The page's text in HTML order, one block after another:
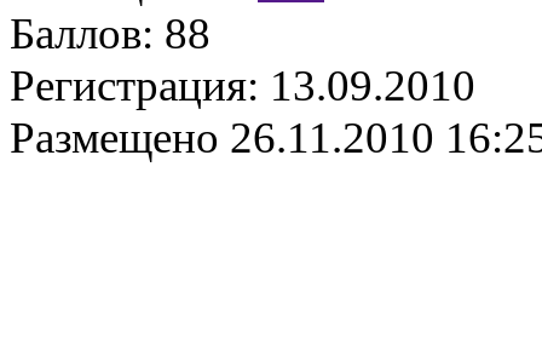
Баллов: 88
Регистрация: 13.09.2010
Размещено 26.11.2010